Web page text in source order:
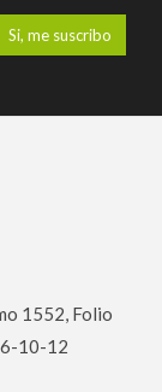
1552, Folio
10-12